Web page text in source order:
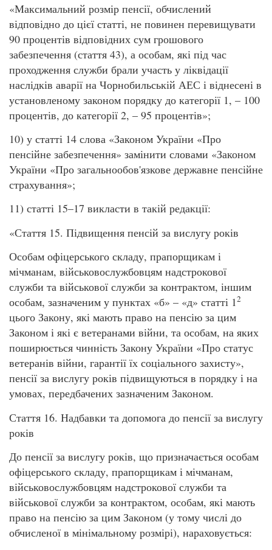
«Максимальний розмір пенсії, обчислений
відповідно до цієї статті, не повинен перевищувати
90 процентів відповідних сум грошового
забезпечення (стаття 43), а особам, які під час
проходження служби брали участь у ліквідації
наслідків аварії на Чорнобильській АЕС і віднесені в
установленому законом порядку до категорії 1, – 100
процентів, до категорії 2, – 95 процентів»;
10) у статті 14 слова «Законом України «Про
пенсійне забезпечення» замінити словами «Законом
України «Про загальнообов'язкове державне пенсійне
страхування»;
11) статті 15–17 викласти в такій редакції:
«Стаття 15. Підвищення пенсій за вислугу років
Особам офіцерського складу, прапорщикам і
мічманам, військовослужбовцям надстрокової
служби та військової служби за контрактом, іншим
особам, зазначеним у пунктах «б» – «д» статті 12
цього Закону, які мають право на пенсію за цим
Законом і які є ветеранами війни, та особам, на яких
поширюється чинність Закону України «Про статус
ветеранів війни, гарантії їх соціального захисту»,
пенсії за вислугу років підвищуються в порядку і на
умовах, передбачених зазначеним Законом.
Стаття 16. Надбавки та допомога до пенсії за вислугу
років
До пенсії за вислугу років, що призначається особам
офіцерського складу, прапорщикам і мічманам,
військовослужбовцям надстрокової служби та
військової служби за контрактом, особам, які мають
право на пенсію за цим Законом (у тому числі до
обчисленої в мінімальному розмірі), нараховується: